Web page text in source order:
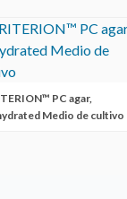
PC agar,
Medio de cultivo